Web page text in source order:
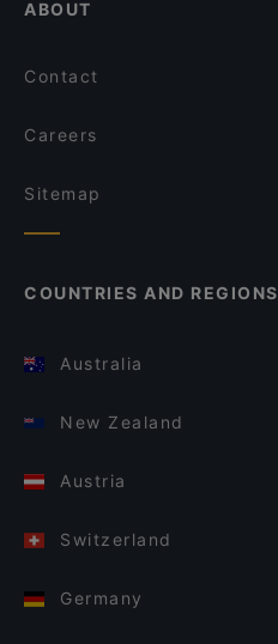
ABOUT
Contact
Careers
Sitemap
COUNTRIES AND REGIONS
Australia
New Zealand
Austria
Switzerland
Germany